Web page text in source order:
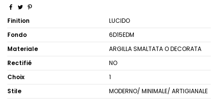
Finition
LUCIDO
Fondo
6D15EDM
Materiale
ARGILLA SMALTATA O DECORATA
Rectifié
NO
Choix
1
Stile
MODERNO/ MINIMALE/ ARTIGIANALE